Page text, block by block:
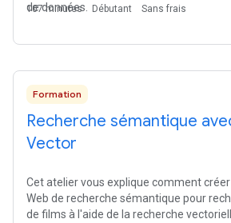
de données.
107 minutes Débutant Sans frais
Formation
Recherche sémantique
Vector
Cet atelier vous explique comment
Web de recherche sémantique pour
de films à l'aide de la recherche